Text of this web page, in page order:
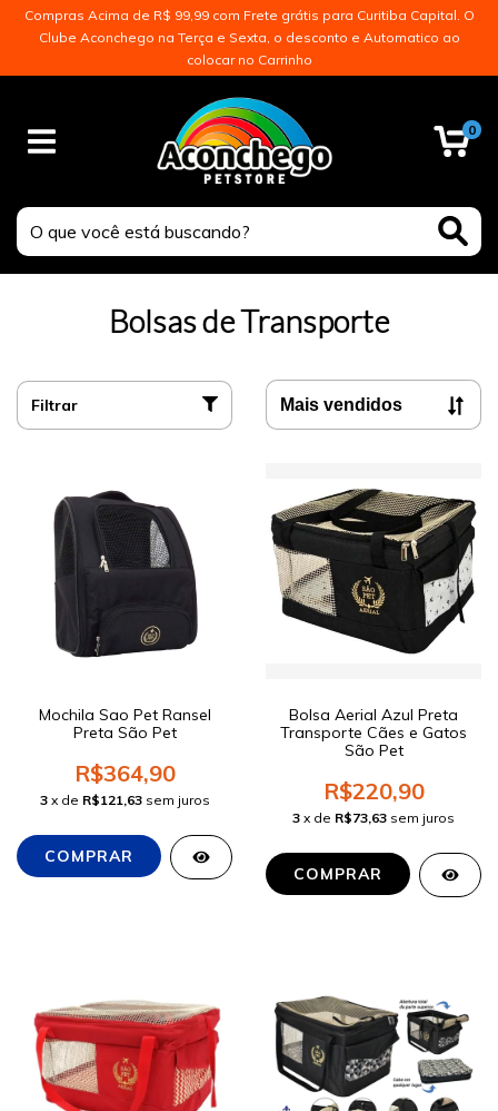
Compras Acima de R$ 99,99 com Frete grátis para Curitiba Capital. O
Clube Aconchego na Terça e Sexta, o desconto e Automatico ao
colocar no Carrinho
0
Bolsas de Transporte
Filtrar
Mochila Sao Pet Ransel
Preta São Pet
R$364,90
3 x de R$121,63 sem juros
Bolsa Aerial Azul Preta
Transporte Cães e Gatos
São Pet
R$220,90
3 x de R$73,63 sem juros
COMPRAR